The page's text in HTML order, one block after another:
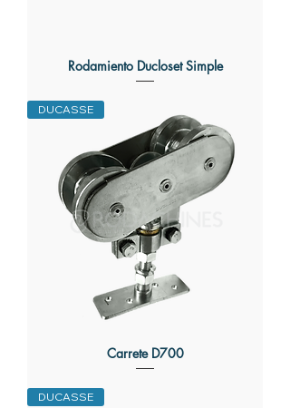
Rodamiento Ducloset Simple
DUCASSE
Carrete D700
DUCASSE